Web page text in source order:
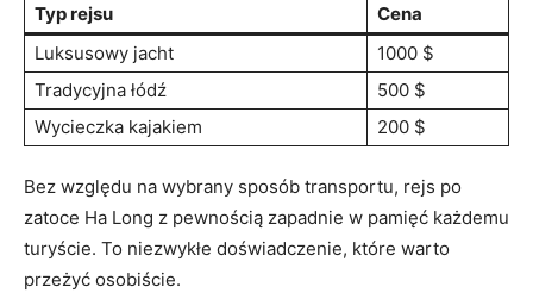
Typ rejsu
Cena
Luksusowy ‌jacht
1000 $
Tradycyjna łódź
500⁢ $
Wycieczka kajakiem
200 $
Bez względu na ⁢wybrany sposób transportu,​ rejs po
‌zatoce Ha Long z pewnością zapadnie w pamięć każdemu
turyście. To niezwykłe doświadczenie, które warto
przeżyć osobiście.